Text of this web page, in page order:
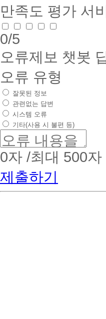
만족도 평가 서
0/5
오류제보 챗봇
오류 유형
잘못된 정보
관련없는 답변
시스템 오류
기타(사용 시 불편 등)
0자 /최대 500자
제출하기